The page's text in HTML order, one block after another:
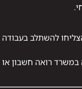
רואה חשבון